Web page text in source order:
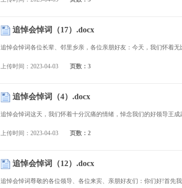
追悼会悼词（17）.docx
上传时间：2023-04-03 页数：3
追悼会悼词（4）.docx
上传时间：2023-04-03 页数：2
追悼会悼词（12）.docx